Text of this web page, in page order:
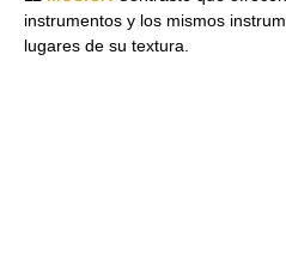
instrumentos y los mismos
lugares de su textura.